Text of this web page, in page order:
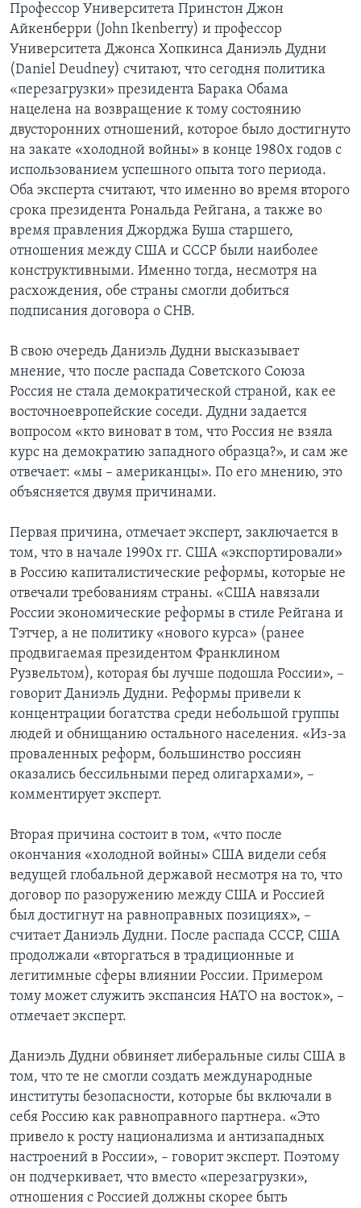
Профессор Университета Принстон Джон
Айкенберри (John Ikenberry) и профессор
Университета Джонса Хопкинса Даниэль Дудни
(Daniel Deudney) считают, что сегодня политика
«перезагрузки» президента Барака Обама
нацелена на возвращение к тому состоянию
двусторонних отношений, которое было достигнуто
на закате «холодной войны» в конце 1980х годов с
использованием успешного опыта того периода.
Оба эксперта считают, что именно во время второго
срока президента Рональда Рейгана, а также во
время правления Джорджа Буша старшего,
отношения между США и СССР были наиболее
конструктивными. Именно тогда, несмотря на
расхождения, обе страны смогли добиться
подписания договора о СНВ.
В свою очередь Даниэль Дудни высказывает
мнение, что после распада Советского Союза
Россия не стала демократической страной, как ее
восточноевропейские соседи. Дудни задается
вопросом «кто виноват в том, что Россия не взяла
курс на демократию западного образца?», и сам же
отвечает: «мы – американцы». По его мнению, это
объясняется двумя причинами.
Первая причина, отмечает эксперт, заключается в
том, что в начале 1990х гг. США «экспортировали»
в Россию капиталистические реформы, которые не
отвечали требованиям страны. «США навязали
России экономические реформы в стиле Рейгана и
Тэтчер, а не политику «нового курса» (ранее
продвигаемая президентом Франклином
Рузвельтом), которая бы лучше подошла России», –
говорит Даниэль Дудни. Реформы привели к
концентрации богатства среди небольшой группы
людей и обнищанию остального населения. «Из-за
проваленных реформ, большинство россиян
оказались бессильными перед олигархами», –
комментирует эксперт.
Вторая причина состоит в том, «что после
окончания «холодной войны» США видели себя
ведущей глобальной державой несмотря на то, что
договор по разоружению между США и Россией
был достигнут на равноправных позициях», –
считает Даниэль Дудни. После распада СССР, США
продолжали «вторгаться в традиционные и
легитимные сферы влиянии России. Примером
тому может служить экспансия НАТО на восток», –
отмечает эксперт.
Даниэль Дудни обвиняет либеральные силы США в
том, что те не смогли создать международные
институты безопасности, которые бы включали в
себя Россию как равноправного партнера. «Это
привело к росту национализма и антизападных
настроений в России», – говорит эксперт. Поэтому
он подчеркивает, что вместо «перезагрузки»,
отношения с Россией должны скорее быть